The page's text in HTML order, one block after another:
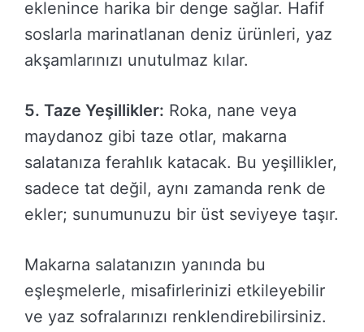
eklenince harika bir denge sağlar. Hafif
soslarla marinatlanan deniz ürünleri, yaz
akşamlarınızı unutulmaz kılar.
5. Taze Yeşillikler: Roka, nane veya
maydanoz gibi taze otlar, makarna
salatanıza ferahlık katacak. Bu yeşillikler,
sadece tat değil, aynı zamanda renk de
ekler; sunumunuzu bir üst seviyeye taşır.
Makarna salatanızın yanında bu
eşleşmelerle, misafirlerinizi etkileyebilir
ve yaz sofralarınızı renklendirebilirsiniz.